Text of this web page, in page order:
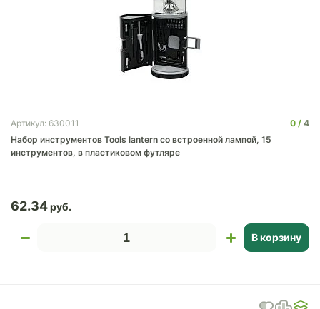
Артикул: 630011 0
4
Набор инструментов Tools lantern cо встроенной лампой, 15
инструментов, в пластиковом футляре
62.34
В корзину